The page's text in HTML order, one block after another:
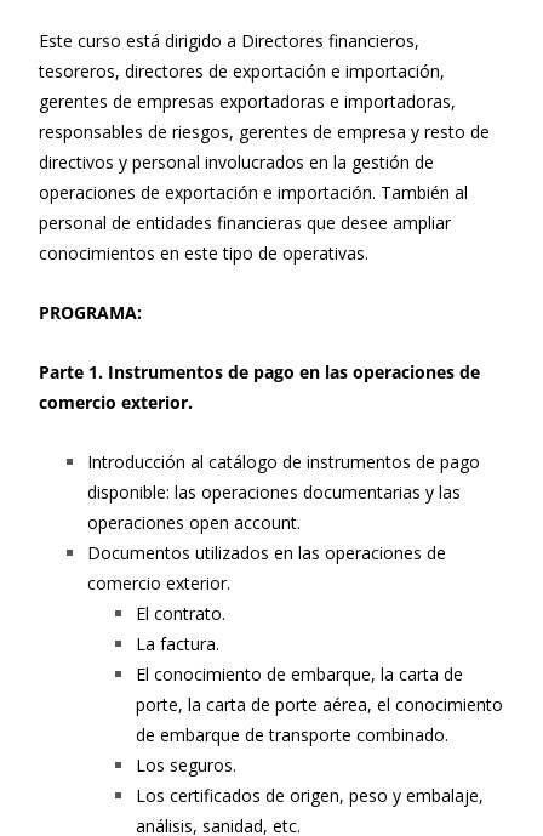
Este curso está dirigido a Directores financieros,
tesoreros, directores de exportación e importación,
gerentes de empresas exportadoras e importadoras,
responsables de riesgos, gerentes de empresa y resto de
directivos y personal involucrados en la gestión de
operaciones de exportación e importación. También al
personal de entidades financieras que desee ampliar
conocimientos en este tipo de operativas.
PROGRAMA:
Parte 1. Instrumentos de pago en las operaciones de
comercio exterior.
Introducción al catálogo de instrumentos de pago
disponible: las operaciones documentarias y las
operaciones open account.
Documentos utilizados en las operaciones de
comercio exterior.
El contrato.
La factura.
El conocimiento de embarque, la carta de
porte, la carta de porte aérea, el conocimiento
de embarque de transporte combinado.
Los seguros.
Los certificados de origen, peso y embalaje,
análisis, sanidad, etc.